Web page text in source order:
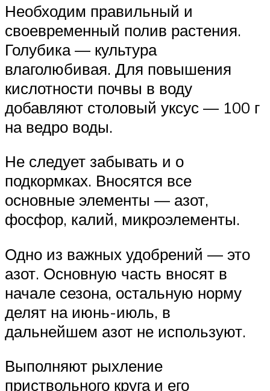
Необходим правильный и
своевременный полив растения.
Голубика — культура
влаголюбивая. Для повышения
кислотности почвы в воду
добавляют столовый уксус — 100 г
на ведро воды.
Не следует забывать и о
подкормках. Вносятся все
основные элементы — азот,
фосфор, калий, микроэлементы.
Одно из важных удобрений — это
азот. Основную часть вносят в
начале сезона, остальную норму
делят на июнь-июль, в
дальнейшем азот не используют.
Выполняют рыхление
приствольного круга и его